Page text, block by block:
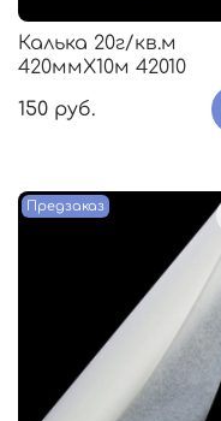
Калька 20г/кв.м
420ммХ10м 42010
150 руб.
Предзаказ